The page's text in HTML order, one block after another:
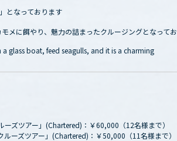
となっております
メに餌やり、魅力の詰まったクルージングとなってお
glass boat, feed seagulls, and it is a charming
ズツアー」(Chartered)：￥60,000（12名様まで）
ーズツアー」(Chartered)：￥50,000（11名様まで）